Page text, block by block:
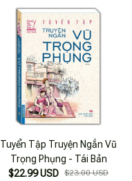
Tuyển Tập Truyện Ngắn Vũ
Trọng Phụng - Tái Bản
$22.99 USD $23.00 USD